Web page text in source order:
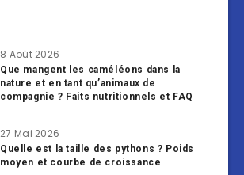
8 Août 2026
Que mangent les caméléons dans la
nature et en tant qu’animaux de
compagnie ? Faits nutritionnels et FAQ
27 Mai 2026
Quelle est la taille des pythons ? Poids
moyen et courbe de croissance